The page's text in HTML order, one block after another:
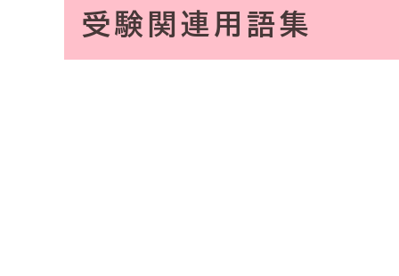
受験関連用語集